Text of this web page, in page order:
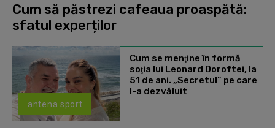
Cum să păstrezi cafeaua proaspătă:
sfatul experților
antena sport
Cum se menţine în formă
soţia lui Leonard Doroftei, la
51 de ani. „Secretul” pe care
l-a dezvăluit